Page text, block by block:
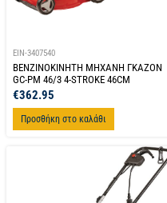
EIN-3407540
ΒΕΝΖΙΝΟΚΙΝΗΤΗ ΜΗΧΑΝΗ ΓΚΑΖΟΝ
GC-PM 46/3 4-STROKE 46CM
€362.95
Προσθήκη στο καλάθι